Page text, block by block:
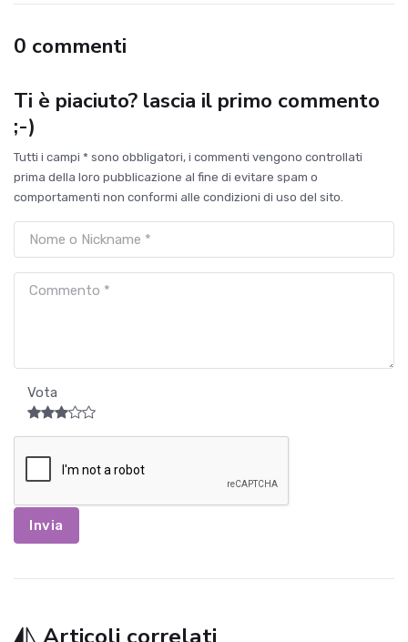
0 commenti
Ti è piaciuto? lascia il primo commento
;-)
Tutti i campi * sono obbligatori, i commenti vengono controllati
prima della loro pubblicazione al fine di evitare spam o
comportamenti non conformi alle condizioni di uso del sito.
Vota
Invia